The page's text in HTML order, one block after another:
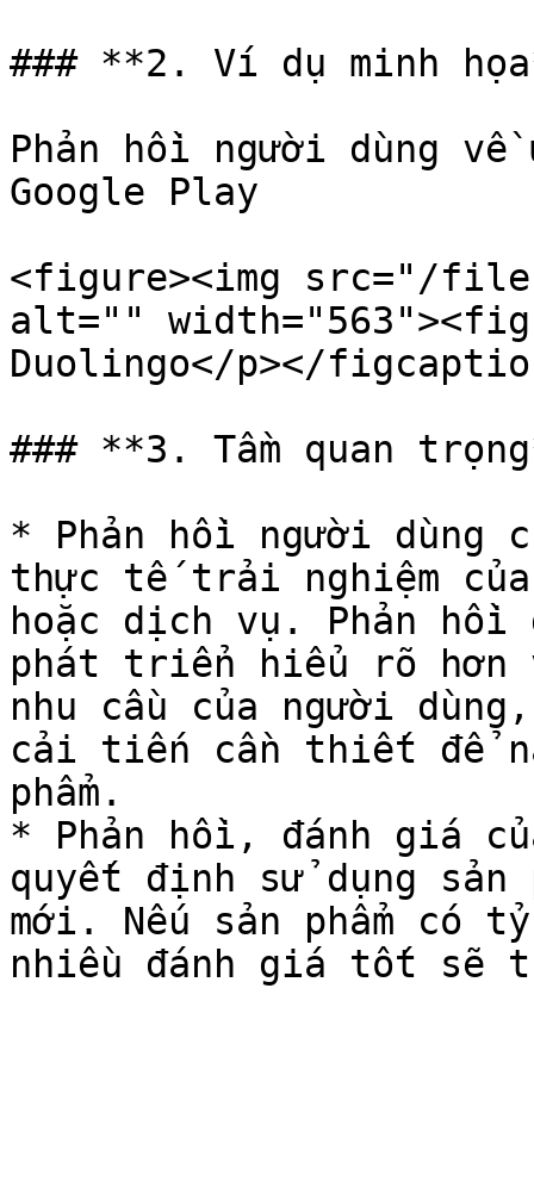
### **2. Ví dụ minh
Phản hồi người dùng
Google Play
<figure><img src="/files/
alt=""
Duolingo</p></
### **3. Tầm quan
* Phản hồi người dùng
thực tế trải nghiệm của
hoặc dịch vụ. Phản
phát triển hiểu rõ hơn
nhu cầu của người
cải tiến cần thiết để
phẩm.
* Phản hồi, đánh giá
quyết định sử dụng sản
mới. Nếu sản phẩm